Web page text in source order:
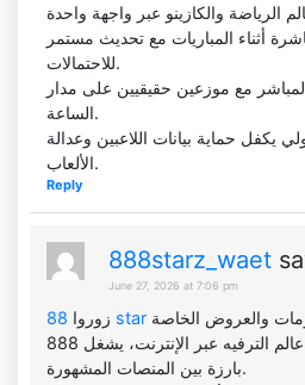
أثناء المباريات مع تحديث مستمر
للاحتمالات.
المباشر مع موزعين حقيقيين على مدار
الساعة.
يكفل حماية بيانات اللاعبين وعدالة
الألعاب.
Reply
888starz_waet
June 27, 2026 at 7:06 pm
زوروا 88 star
في عالم الترفيه عبر الإنترنت، يشغل 888starz egypt مكانة
بارزة بين المنصات المشهورة.